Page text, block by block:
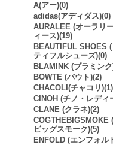
A(アー)(0)
adidas(アディダス)(0)
AURALEE (オーラリ
ィース)(19)
BEAUTIFUL SHOES
ティフルシューズ)(0)
BLAMINK (ブラミン
BOWTE (バウト)(2)
CHACOLI(チャコリ)(1)
CINOH (チノ・レディ
CLANE (クラネ)(2)
COGTHEBIGSMOKE
ビッグスモーク)(5)
ENFOLD (エンフォル